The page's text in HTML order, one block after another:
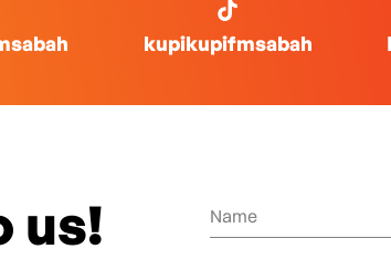
kupikupifmsabah
us!